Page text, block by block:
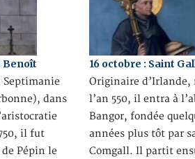
Benoît
Septimanie
dans
il fut
de Pépin le
16 octobre : Saint
Originaire d’Irlande,
l’an 550, il entra à
Bangor, fondée
années plus tôt par
Comgall. Il partit